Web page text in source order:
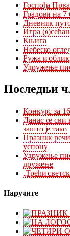
Госпођа Прва
Градови на 7
Дневник
Игра
Књига
Небеско
Ружа и
Удружење
Последњи
Конкурс за
Данас се сви
зашто је тако
Празник
успонy
Удружење
дружење
„Трећи
Наручите